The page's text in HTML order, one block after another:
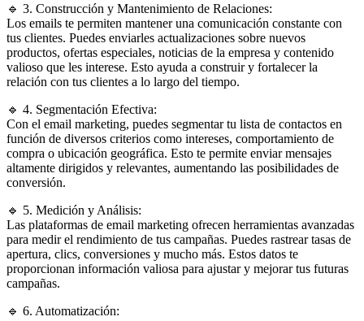
🔹 3. Construcción y Mantenimiento de Relaciones:
Los emails te permiten mantener una comunicación constante con
tus clientes. Puedes enviarles actualizaciones sobre nuevos
productos, ofertas especiales, noticias de la empresa y contenido
valioso que les interese. Esto ayuda a construir y fortalecer la
relación con tus clientes a lo largo del tiempo.
🔹 4. Segmentación Efectiva:
Con el email marketing, puedes segmentar tu lista de contactos en
función de diversos criterios como intereses, comportamiento de
compra o ubicación geográfica. Esto te permite enviar mensajes
altamente dirigidos y relevantes, aumentando las posibilidades de
conversión.
🔹 5. Medición y Análisis:
Las plataformas de email marketing ofrecen herramientas avanzadas
para medir el rendimiento de tus campañas. Puedes rastrear tasas de
apertura, clics, conversiones y mucho más. Estos datos te
proporcionan información valiosa para ajustar y mejorar tus futuras
campañas.
🔹 6. Automatización: